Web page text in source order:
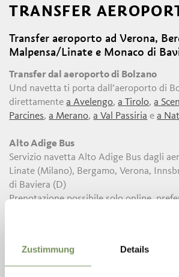
Zustimmung Details
TRANSFER
Transfer aeroporto ad Verona,
Malpensa/Linate e Monaco di
Transfer dal aeroporto di Bolzano
Und navetta ti porta dall’aeroporto di
direttamentea Avelengo,a Tirolo,a
Parcines,a Merano,a Val Passiria ea
Alto Adige Bus
Servizio navetta Alto Adige Bus dagli
Linate (Milano), Bergamo, Verona,
di Baviera (D)
Prenotazione possibile solo online,
In navetta e treno dall’Aeroporto
Merano e dintorni